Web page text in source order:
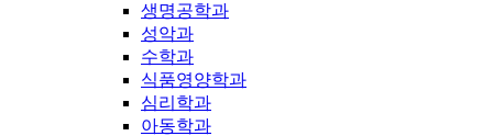
생명공학과
성악과
수학과
식품영양학과
심리학과
아동학과